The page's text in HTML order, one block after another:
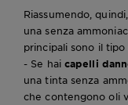
Riassumendo,
una senza
principali sono il
- Se hai capelli
una tinta senza
che contengono oli